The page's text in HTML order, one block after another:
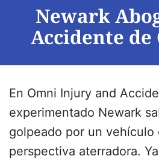
Newark
Accidente de
En Omni Injury and
experimentado Newark
golpeado por un vehículo
perspectiva aterradora.